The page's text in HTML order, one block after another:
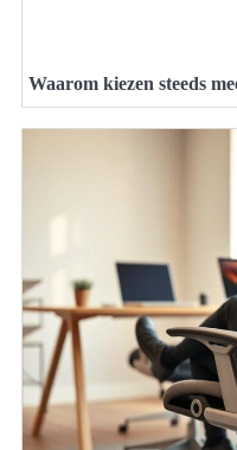
Waarom kiezen steeds